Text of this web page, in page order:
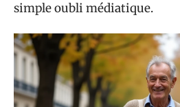
simple oubli médiatique.